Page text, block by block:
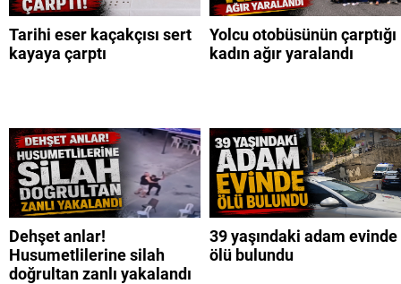
Tarihi eser kaçakçısı sert
kayaya çarptı
Yolcu otobüsünün çarptığı
kadın ağır yaralandı
Dehşet anlar!
Husumetlilerine silah
doğrultan zanlı yakalandı
39 yaşındaki adam evinde
ölü bulundu